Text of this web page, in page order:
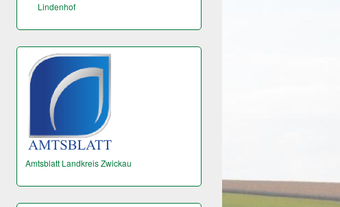
Lindenhof
Amtsblatt Landkreis Zwickau